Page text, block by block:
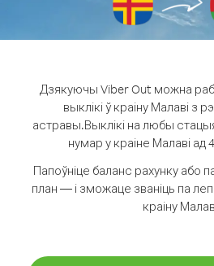
Дзякуючы Viber Out можна
выклікі ў краіну Малаві з
астравы.Выклікі на любы
нумар у краіне Малаві ад
Папоўніце баланс рахунку
план — і зможаце званіць па
краіну